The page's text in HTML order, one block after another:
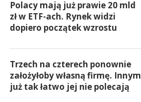
Polacy mają już prawie 20 mld
zł w ETF-ach. Rynek widzi
dopiero początek wzrostu
Trzech na czterech ponownie
założyłoby własną firmę. Innym
już tak łatwo jej nie polecają